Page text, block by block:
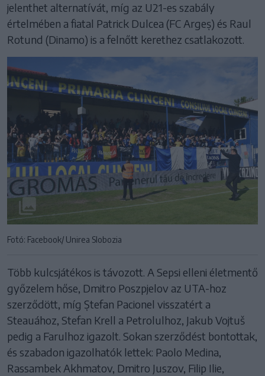
jelenthet alternatívát, míg az U21-es szabály
értelmében a fiatal Patrick Dulcea (FC Argeș) és Raul
Rotund (Dinamo) is a felnőtt kerethez csatlakozott.
Fotó: Facebook/ Unirea Slobozia
Több kulcsjátékos is távozott. A Sepsi elleni életmentő
győzelem hőse, Dmitro Poszpjelov az UTA-hoz
szerződött, míg Ștefan Pacionel visszatért a
Steauához, Stefan Krell a Petrolulhoz, Jakub Vojtuš
pedig a Farulhoz igazolt. Sokan szerződést bontottak,
és szabadon igazolhatók lettek: Paolo Medina,
Rassambek Akhmatov, Dmitro Juszov, Filip Ilie,